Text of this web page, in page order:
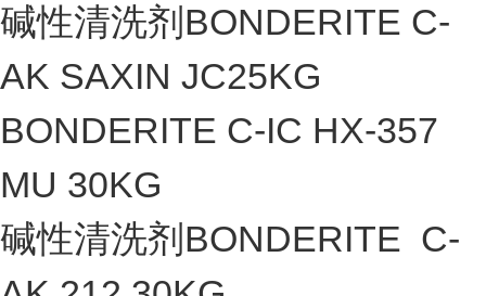
碱性清洗剂BONDERITE C-
AK SAXIN JC25KG
BONDERITE C-IC HX-357
MU 30KG
碱性清洗剂BONDERITE C-